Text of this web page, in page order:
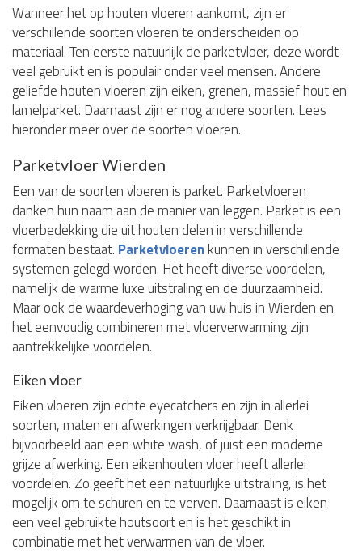
Wanneer het op houten vloeren aankomt, zijn er
verschillende soorten vloeren te onderscheiden op
materiaal. Ten eerste natuurlijk de parketvloer, deze wordt
veel gebruikt en is populair onder veel mensen. Andere
geliefde houten vloeren zijn eiken, grenen, massief hout en
lamelparket. Daarnaast zijn er nog andere soorten. Lees
hieronder meer over de soorten vloeren.
Parketvloer Wierden
Een van de soorten vloeren is parket. Parketvloeren
danken hun naam aan de manier van leggen. Parket is een
vloerbedekking die uit houten delen in verschillende
formaten bestaat. Parketvloerenkunnen in verschillende
systemen gelegd worden. Het heeft diverse voordelen,
namelijk de warme luxe uitstraling en de duurzaamheid.
Maar ook de waardeverhoging van uw huis in Wierden en
het eenvoudig combineren met vloerverwarming zijn
aantrekkelijke voordelen.
Eiken vloer
Eiken vloeren zijn echte eyecatchers en zijn in allerlei
soorten, maten en afwerkingen verkrijgbaar. Denk
bijvoorbeeld aan een white wash, of juist een moderne
grijze afwerking. Een eikenhouten vloer heeft allerlei
voordelen. Zo geeft het een natuurlijke uitstraling, is het
mogelijk om te schuren en te verven. Daarnaast is eiken
een veel gebruikte houtsoort en is het geschikt in
combinatie met het verwarmen van de vloer.